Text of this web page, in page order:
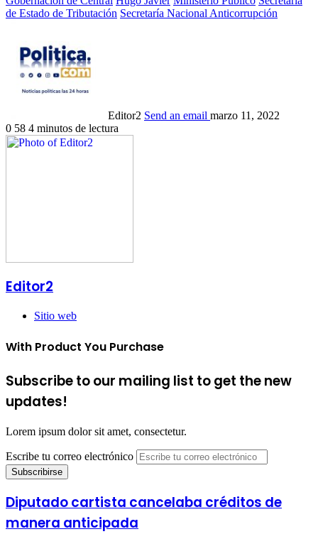
de Estado de Tributación Secretaría Nacional Anticorrupción
Editor2 Send an email marzo 11, 2022
0 58 4 minutos de lectura
Editor2
Sitio web
With Product You Purchase
Subscribe to our mailing list to get the new
updates!
Lorem ipsum dolor sit amet, consectetur.
Escribe tu correo electrónico
Diputado cartista cancelaba créditos de
manera anticipada